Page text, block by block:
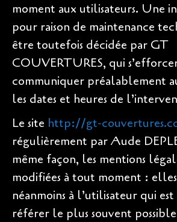
moment aux utilisateurs. Une
pour raison de maintenance
être toutefois décidée par GT
COUVERTURES, qui
communiquer préalablement
les dates et heures de
Le site http://gt-
régulièrement par Aude
même façon, les mentions
modifiées à tout moment : elles
néanmoins à l’utilisateur qui est
référer le plus souvent